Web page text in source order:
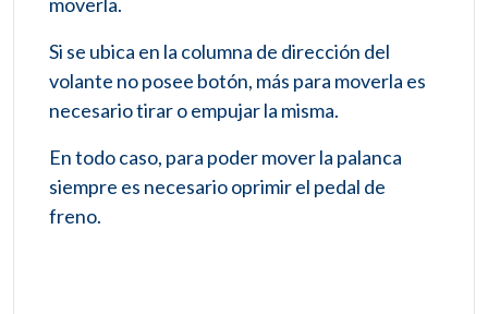
Si se ubica en la columna de dirección del
volante no posee botón, más para moverla es
necesario tirar o empujar la misma.
En todo caso, para poder mover la palanca
siempre es necesario oprimir el pedal de
freno.